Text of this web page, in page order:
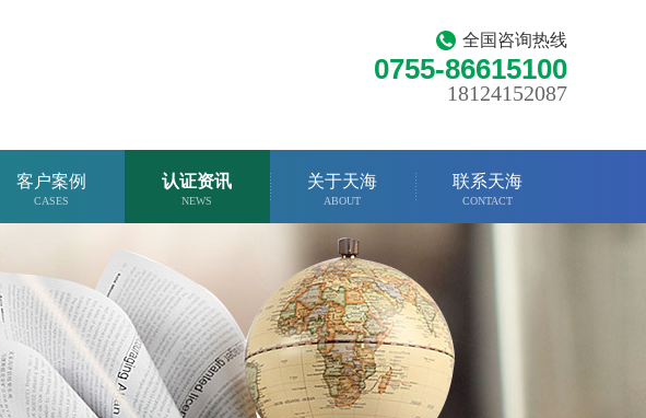
全国咨询热线
0755-86615100
18124152087
客户案例
CASES
认证资讯
NEWS
关于天海
ABOUT
联系天海
CONTACT